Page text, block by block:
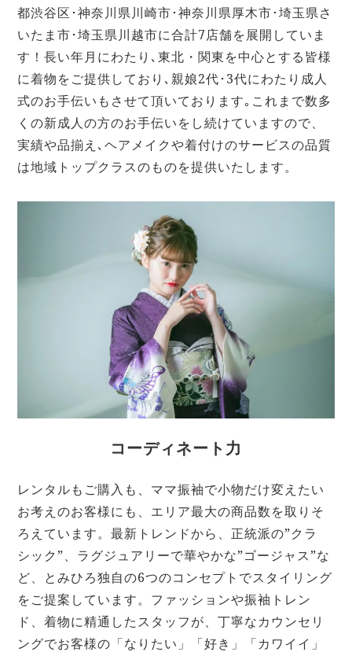
都渋⾕区･神奈川県川崎市･神奈川県厚木市･埼⽟県さ
いたま市･埼⽟県川越市に合計7店舗を展開していま
す！⻑い年⽉にわたり､東北・関東を中⼼とする皆様
に着物をご提供しており､親娘2代･3代にわたり成人
式のお手伝いもさせて頂いております｡これまで数多
くの新成人の方のお手伝いをし続けていますので、
実績や品揃え､ヘアメイクや着付けのサービスの品質
は地域トップクラスのものを提供いたします。
コーディネート力
レンタルもご購入も、ママ振袖で小物だけ変えたい
お考えのお客様にも、エリア最大の商品数を取りそ
ろえています。最新トレンドから、正統派の”クラ
シック”、ラグジュアリーで華やかな”ゴージャス”な
ど、とみひろ独自の6つのコンセプトでスタイリング
をご提案しています。ファッションや振袖トレン
ド、着物に精通したスタッフが、丁寧なカウンセリ
ングでお客様の「なりたい」「好き」「カワイイ」